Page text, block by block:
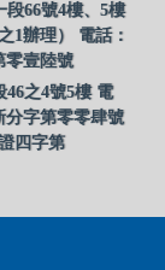
段66號4樓、5樓
1辦理） 電話：
零壹陸號
46之4號5樓 電
分字第零零肆號
四字第